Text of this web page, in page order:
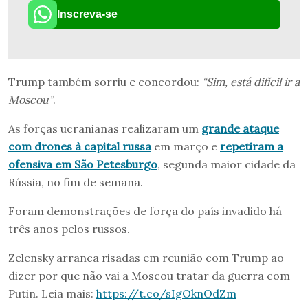
Inscreva-se
Trump também sorriu e concordou: “Sim, está difícil ir a
Moscou”.
As forças ucranianas realizaram um grande ataque
com drones à capital russaem março e repetiram a
ofensiva em São Petesburgo, segunda maior cidade da
Rússia, no fim de semana.
Foram demonstrações de força do país invadido há
três anos pelos russos.
Zelensky arranca risadas em reunião com Trump ao
dizer por que não vai a Moscou tratar da guerra com
Putin. Leia mais: https://t.co/sIgOknOdZm